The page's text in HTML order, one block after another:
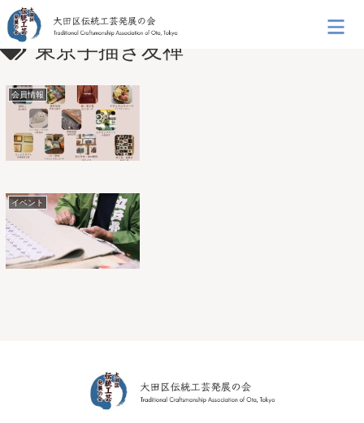
東京手描き友禅
会員情報
イベント